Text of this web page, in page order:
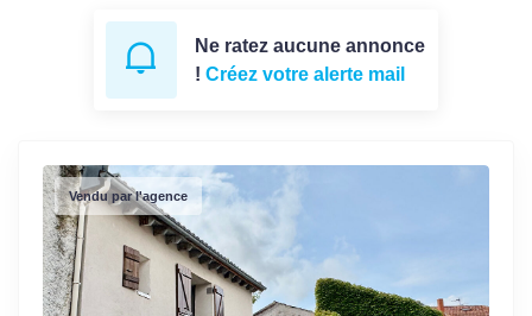
Ne ratez aucune annonce
! Créez votre alerte mail
Vendu par l'agence